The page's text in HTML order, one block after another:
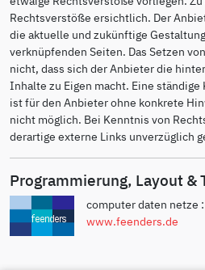
Rechtsverstöße ersichtlich. Der
die aktuelle und zukünftige
verknüpfenden Seiten. Das Setzen
nicht, dass sich der Anbieter die
Inhalte zu Eigen macht. Eine
ist für den Anbieter ohne konkrete
nicht möglich. Bei Kenntnis von
derartige externe Links unverzüglich
Programmierung, Layout &
computer daten netze
www.feenders.de